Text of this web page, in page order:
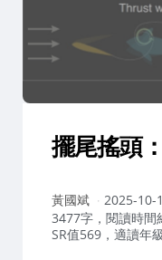
擺尾搖頭
作
者：
黃國斌
2025-10-
3477字，閱讀時間
SR值569，適讀年